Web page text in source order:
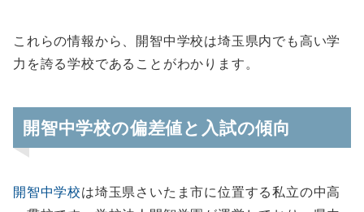
これらの情報から、開智中学校は埼玉県内でも高い学
力を誇る学校であることがわかります。
開智中学校の偏差値と入試の傾向
開智中学校は埼玉県さいたま市に位置する私立の中高